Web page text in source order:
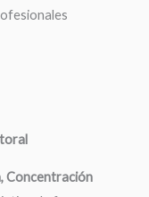
Concentración